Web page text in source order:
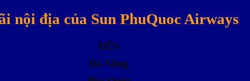
nội địa của Sun PhuQuoc Airways
ĐẾN
Đà Nẵng